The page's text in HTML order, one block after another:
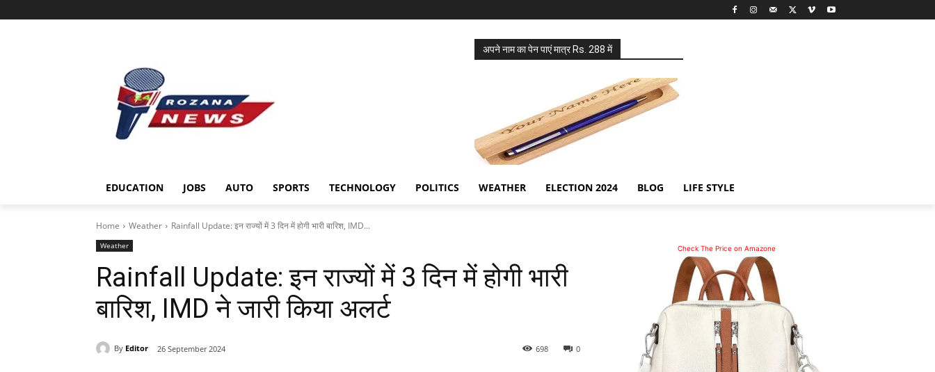
अपने नाम का पेन पाएं मात्र Rs. 288 में
EDUCATION JOBS AUTO SPORTS TECHNOLOGY POLITICS WEATHER ELECTION 2024 BLOG LIFE STYLE
Home Weather Rainfall Update: इन राज्यों में 3 दिन में होगी भारी बारिश, IMD...
Weather
Rainfall Update: इन राज्यों में 3 दिन में होगी भारी
बारिश, IMD ने जारी किया अलर्ट
By Editor 26 September 2024 0
698
Check The Price on Amazone